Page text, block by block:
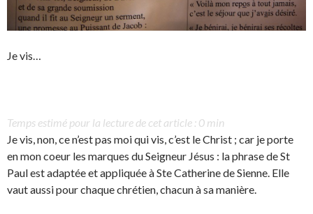
Je vis…
Temps estimé pour la lecture de cet article : 0 min
Je vis, non, ce n’est pas moi qui vis, c’est le Christ ; car je porte
en mon coeur les marques du Seigneur Jésus : la phrase de St
Paul est adaptée et appliquée à Ste Catherine de Sienne. Elle
vaut aussi pour chaque chrétien, chacun à sa manière.